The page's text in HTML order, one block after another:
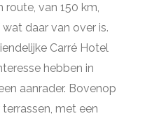
van 150 km,
daar van over is.
Carré Hotel
hebben in
aanrader. Bovenop
met een